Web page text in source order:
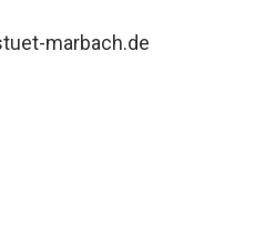
marbach.de